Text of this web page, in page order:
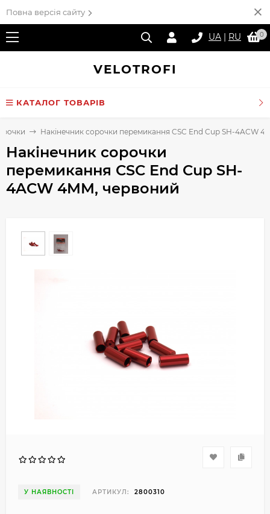
Повна версія сайту
UA | RU 0
VELOTROFI
КАТАЛОГ ТОВАРІВ
Накінечник сорочки перемикання CSC End Cup SH-4ACW
Накінечник сорочки
перемикання CSC End Cup SH-
4ACW 4MM, червоний
У НАЯВНОСТІ АРТИКУЛ: 2800310